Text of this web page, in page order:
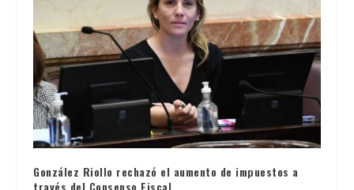
González Riollo rechazó el aumento de impuestos a
través del Consenso Fiscal